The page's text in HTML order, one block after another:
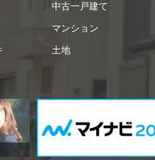
中古一戸建て
マンション
土地